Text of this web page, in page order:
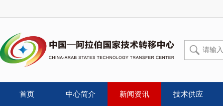
首页 中心简介 新闻资讯 技术供应